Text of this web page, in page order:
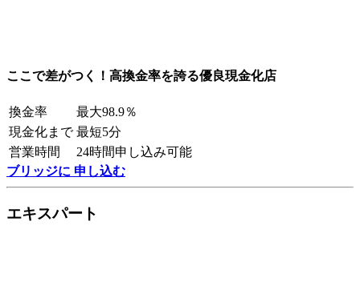
ここで差がつく！高換金率を誇る優良現金化店
換金率
最大98.9％
現金化まで 最短5分
営業時間
24時間申し込み可能
ブリッジに 申し込む
エキスパート